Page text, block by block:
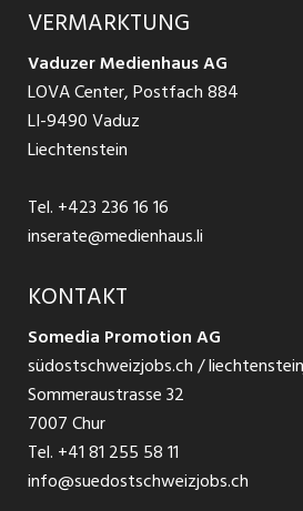
Jobs in St. Gallen
Jobs in Glarus
Jobs in der Südostschweiz
Temporär Jobs
Teilzeit Jobs
Praktikum
Schnittstelle
Ratgeber Bewerbung / Rekrutierung
AGB
Datenschutzbestimmungen
Nutzungsbedingungen
Impressum
VERMARKTUNG
Vaduzer Medienhaus AG
LOVA Center, Postfach 884
LI-9490 Vaduz
Liechtenstein
Tel. +423 236 16 16
inserate@medienhaus.li
KONTAKT
Somedia Promotion AG
südostschweizjobs.ch /
Sommeraustrasse 32
7007 Chur
Tel. +41 81 255 58 11
info@suedostschweizjobs.ch